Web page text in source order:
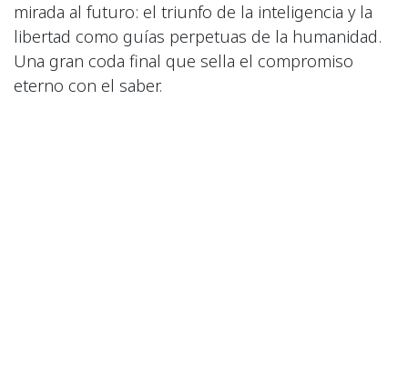
mirada al futuro: el triunfo de la inteligencia y la
libertad como guías perpetuas de la humanidad.
Una gran coda final que sella el compromiso
eterno con el saber.